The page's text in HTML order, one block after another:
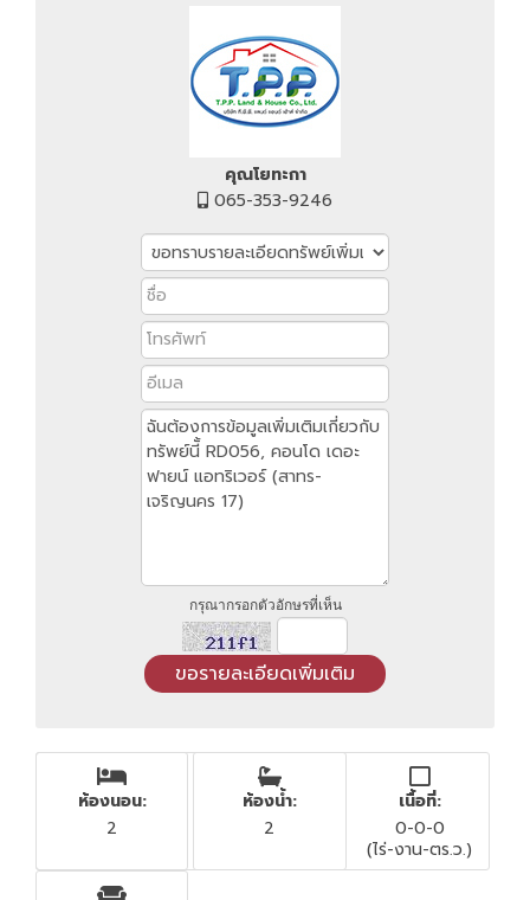
คุณโยทะกา
065-353-9246
กรุณากรอกตัวอักษรที่เห็น
ห้องนอน:
2
ห้องน้ำ:
2
เนื้อที่:
0-0-0
(ไร่-งาน-ตร.ว.)